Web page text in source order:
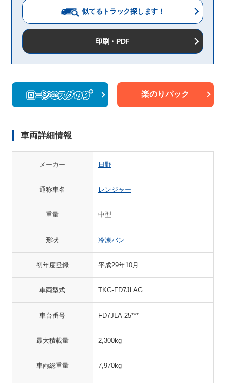
似てるトラック探します！
印刷・PDF
楽のりパック
車両詳細情報
メーカー 日野
通称車名 レンジャー
重量 中型
形状 冷凍バン
初年度登録 平成29年10月
車両型式 TKG-FD7JLAG
車台番号 FD7JLA-25***
最大積載量 2,300kg
車両総重量 7,970kg